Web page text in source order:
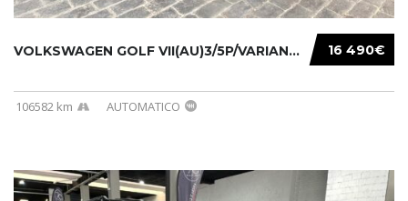
16 490€
VOLKSWAGEN GOLF VII(AU)3/5P/VARIANT(12-16 20...
106582 km AUTOMATICO